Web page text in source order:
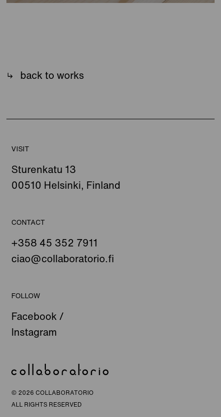
back to works
VISIT
Sturenkatu 13
00510 Helsinki, Finland
CONTACT
+358 45 352 7911
ciao@collaboratorio.fi
FOLLOW
Facebook /
Instagram
© 2026 COLLABORATORIO
ALL RIGHTS RESERVED